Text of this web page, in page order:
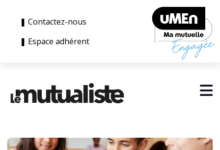
❚ Contactez-nous
❚ Espace adhérent